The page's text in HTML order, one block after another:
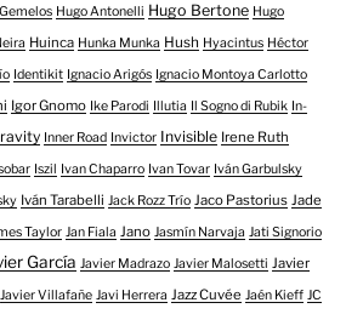
Hugo Antonelli Hugo Bertone Hugo
Huinca Hunka Munka Hush Hyacintus Héctor
Identikit Ignacio Arigós Ignacio Montoya Carlotto
Igor Gnomo Ike Parodi Illutia Il Sogno di Rubik In-
Inner Road Invictor Invisible Irene Ruth
Iszil Ivan Chaparro Ivan Tovar Iván Garbulsky
Iván Tarabelli Jack Rozz Trío Jaco Pastorius Jade
Taylor Jan Fiala Jano Jasmín Narvaja Jati Signorio
García Javier Madrazo Javier Malosetti Javier
Javier Villafañe Javi Herrera Jazz Cuvée Jaén Kieff JC